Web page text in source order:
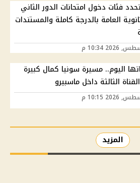
فئات دخول امتحانات الدور الثاني
للثانوية العامة بالدرجة كاملة والمستندات
اليوم.. مسيرة سونيا كمال كبيرة
الثالثة داخل ماسبيرو
المزيد